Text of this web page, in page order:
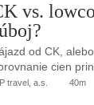
vs.
od CK,
cien
travel, a.s. 40m